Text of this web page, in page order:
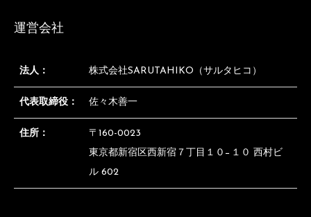
運営会社
法人： 株式会社SARUTAHIKO（サルタヒコ）
代表取締役： 佐々木善一
住所：
〒160-0023
東京都新宿区西新宿７丁目１０−１０ 西村ビ
ル 602